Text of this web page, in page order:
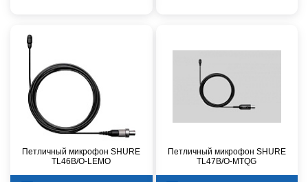
Петличный микрофон SHURE
TL46B/O-LEMO
Петличный микрофон SHURE
TL47B/O-MTQG